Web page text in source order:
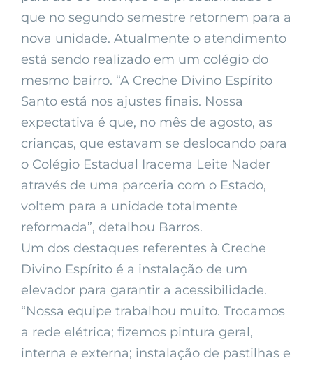
que no segundo semestre retornem para a
nova unidade. Atualmente o atendimento
está sendo realizado em um colégio do
mesmo bairro. “A Creche Divino Espírito
Santo está nos ajustes finais. Nossa
expectativa é que, no mês de agosto, as
crianças, que estavam se deslocando para
o Colégio Estadual Iracema Leite Nader
através de uma parceria com o Estado,
voltem para a unidade totalmente
reformada”, detalhou Barros.
Um dos destaques referentes à Creche
Divino Espírito é a instalação de um
elevador para garantir a acessibilidade.
“Nossa equipe trabalhou muito. Trocamos
a rede elétrica; fizemos pintura geral,
interna e externa; instalação de pastilhas e